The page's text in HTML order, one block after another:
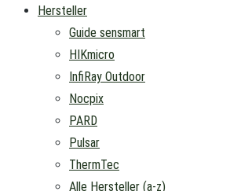
Hersteller
Guide sensmart
HIKmicro
InfiRay Outdoor
Nocpix
PARD
Pulsar
ThermTec
Alle Hersteller (a-z)